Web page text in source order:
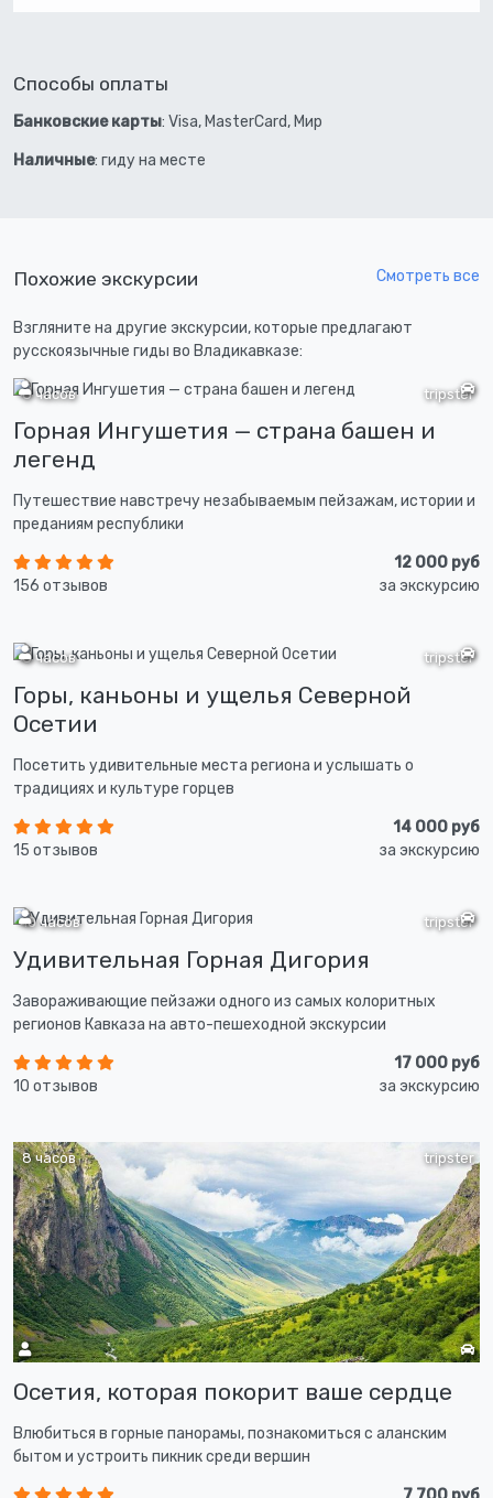
Способы оплаты
Банковские карты: Visa, MasterCard, Мир
Наличные: гиду на месте
Похожие экскурсии Смотреть все
Взгляните на другие экскурсии, которые предлагают
русскоязычные гиды во Владикавказе:
tripster
8 часов
Горная Ингушетия — страна башен и
легенд
Путешествие навстречу незабываемым пейзажам, истории и
преданиям республики
156 отзывов
12 000 руб
за экскурсию
tripster
8 часов
Горы, каньоны и ущелья Северной
Осетии
Посетить удивительные места региона и услышать о
традициях и культуре горцев
15 отзывов
14 000 руб
за экскурсию
tripster
10 часов
Удивительная Горная Дигория
Завораживающие пейзажи одного из самых колоритных
регионов Кавказа на авто-пешеходной экскурсии
10 отзывов
17 000 руб
за экскурсию
tripster
8 часов
Осетия, которая покорит ваше сердце
Влюбиться в горные панорамы, познакомиться с аланским
бытом и устроить пикник среди вершин